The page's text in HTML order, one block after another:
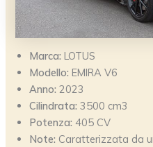
Marca: LOTUS
Modello: EMIRA V6
Anno:2023
Cilindrata: 3500 cm3
Potenza: 405 CV
Note: Caratterizzata da